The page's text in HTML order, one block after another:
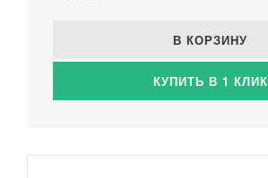
В КОРЗИНУ
КУПИТЬ В 1 КЛИК